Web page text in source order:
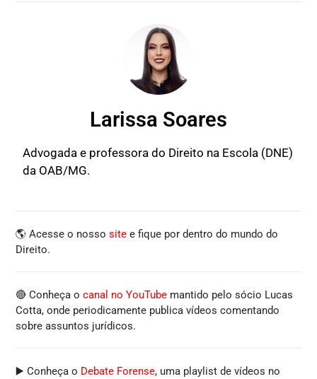
Larissa Soares
Advogada e professora do Direito na Escola (DNE)
da OAB/MG.
🌎 Acesse o nossosite e fique por dentro do mundo do
Direito.
🔴 Conheça ocanal no YouTube mantido pelo sócio Lucas
Cotta, onde periodicamente publica vídeos comentando
sobre assuntos jurídicos.
▶️ Conheça o Debate Forense, uma playlist de vídeos no